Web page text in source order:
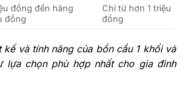
đồng đến hàng
đồng
Chỉ từ hơn 1 triệu
đồng
kế và tính năng của bồn cầu 1 khối và
lựa chọn phù hợp nhất cho gia đình